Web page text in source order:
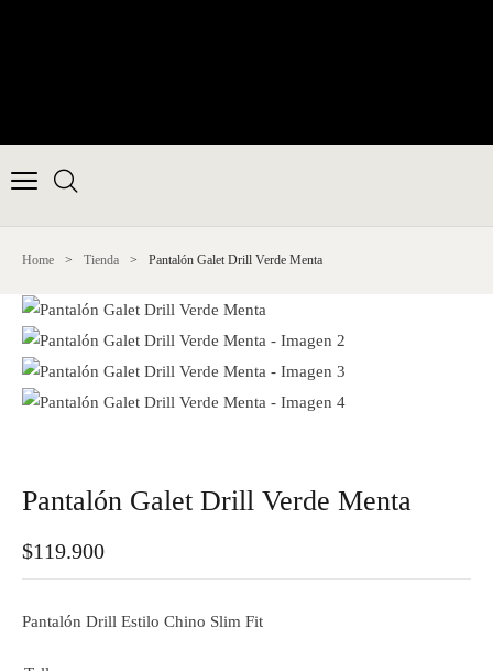
Home > Tienda > Pantalón Galet Drill Verde Menta
Pantalón Galet Drill Verde Menta
$119.900
Pantalón Drill Estilo Chino Slim Fit